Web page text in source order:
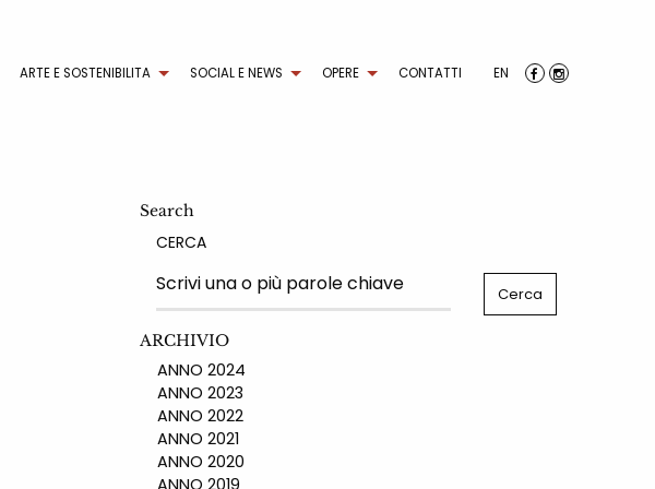
ARTE E SOSTENIBILITA SOCIAL E NEWS OPERE CONTATTI EN
Search
CERCA
ARCHIVIO
ANNO 2024
ANNO 2023
ANNO 2022
ANNO 2021
ANNO 2020